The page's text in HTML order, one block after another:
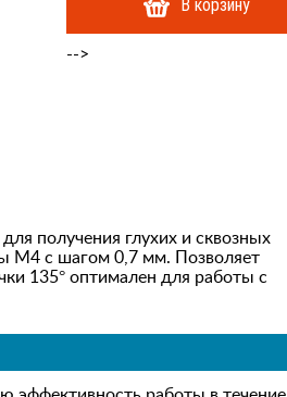
В корзину
-->
получения глухих и сквозных
M4 с шагом 0,7 мм. Позволяет
135° оптимален для работы с